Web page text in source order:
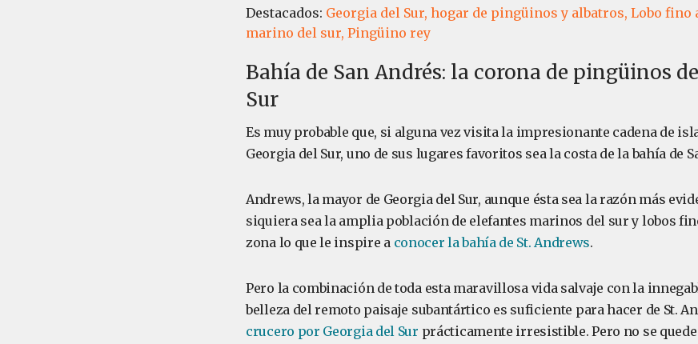
Destacados: Georgia del Sur, hogar de pingüinos y albatros, Lobo fino
marino del sur, Pingüino rey
Bahía de San Andrés: la corona de pingüinos
Sur
Es muy probable que, si alguna vez visita la impresionante cadena de
Georgia del Sur, uno de sus lugares favoritos sea la costa de la bahía de
Andrews, la mayor de Georgia del Sur, aunque ésta sea la razón más
siquiera sea la amplia población de elefantes marinos del sur y lobos
zona lo que le inspire a conocer la bahía de St. Andrews.
Pero la combinación de toda esta maravillosa vida salvaje con la
belleza del remoto paisaje subantártico es suficiente para hacer de St.
crucero por Georgia del Sur prácticamente irresistible. Pero no se